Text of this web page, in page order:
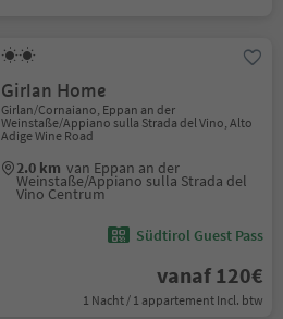
Girlan Home
Girlan/Cornaiano, Eppan an der
Weinstaße/Appiano sulla Strada del Vino, Alto
Adige Wine Road
2.0 km van Eppan an der
Weinstaße/Appiano sulla Strada del
Vino Centrum
Südtirol Guest Pass
vanaf 120€
1 Nacht / 1 appartement Incl. btw